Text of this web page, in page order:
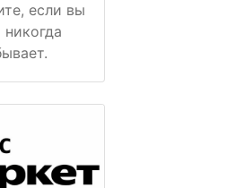
если вы